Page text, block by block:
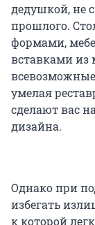
дедушкой, не
прошлого.
формами,
вставками из
умелая
сделают вас
дизайна.
Однако при
избегать
к которой